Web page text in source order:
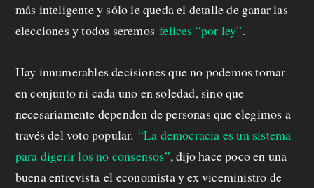
más inteligente y sólo le queda el detalle de ganar las
elecciones y todos seremosfelices “por ley”.
Hay innumerables decisiones que no podemos tomar
en conjunto ni cada uno en soledad, sino que
necesariamente dependen de personas que elegimos a
través del voto popular. “La democracia es un sistema
para digerir los no consensos”, dijo hace poco en una
buena entrevista el economista y ex viceministro de